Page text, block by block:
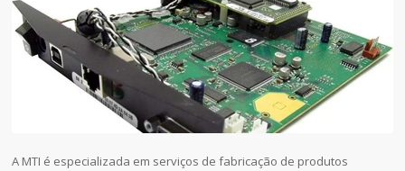
A MTI é especializada em serviços de fabricação de produtos